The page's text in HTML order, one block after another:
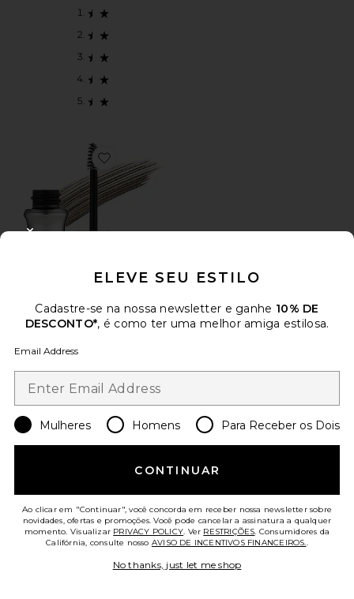
Favorite GEL PARA SOBRANCELHAS MINI GIMME
GEL PARA SOBRANCELHAS MINI
GIMME BROW+
Benefit Cosmetics
ELEVE SEU ESTILO
Cadastre-se na nossa newsletter e ganhe 10% DE
DESCONTO*, é como ter uma melhor amiga estilosa.
Email Address
Mulheres Homens Para Receber os Dois
CONTINUAR
Ao clicar em "Continuar", você concorda em receber nossa newsletter sobre
novidades, ofertas e promoções. Você pode cancelar a assinatura a qualquer
momento. Visualizar PRIVACY POLICY. Ver RESTRIÇÕES. Consumidores da
Califórnia, consulte nosso AVISO DE INCENTIVOS FINANCEIROS..
No thanks, just let me shop